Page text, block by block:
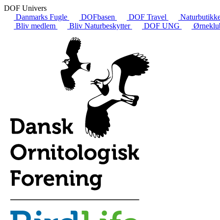
DOF Univers
Danmarks Fugle
DOFbasen DOF Travel
Bliv medlem
Bliv Naturbeskytter DOF UNG